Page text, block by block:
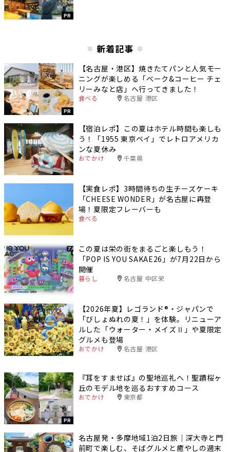
PR
新着記事
PR
【名古屋・港区】焼きたてパンと人気モー
ニングが楽しめる「ベーク&コーヒー チェ
リーみなと店」へ行ってきました！
食べる 名古屋 港区
【宿泊レポ】この夏はホテル時間も楽しも
う！「1955 東京ベイ」でレトロアメリカ
ンな夏休み
おでかけ 千葉県
【実食レポ】3時間待ちの生チーズケーキ
「CHEESE WONDER」が名古屋に再登
場！夏限定フレーバーも
食べる
この夏は栄の街をまるごと楽しもう！
「POP IS YOU SAKAE26」が7月22日から
開催
暮らし 名古屋 中区栄
【2026年夏】レゴランド®・ジャパンで
「びしょぬれの夏！」を体験。リニューア
ルした「ウォーター・メイズⅡ」や夏限定
グルメも登場
おでかけ 名古屋 港区
PR
『耳をすませば』の聖地巡礼へ！聖蹟桜ヶ
丘のモデル地を巡るおすすめコース
おでかけ 東京都
名古屋発・多摩地域1泊2日旅｜深大寺と門
前町で楽しむ、そばグルメと癒やしの週末